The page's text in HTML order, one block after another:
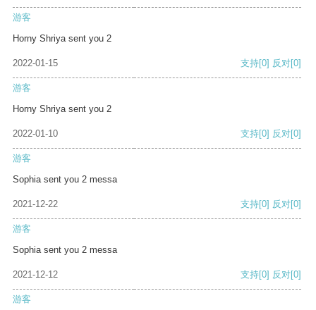
游客
Horny Shriya sent you 2
2022-01-15 支持[0] 反对[0]
游客
Horny Shriya sent you 2
2022-01-10 支持[0] 反对[0]
游客
Sophia sent you 2 messa
2021-12-22 支持[0] 反对[0]
游客
Sophia sent you 2 messa
2021-12-12 支持[0] 反对[0]
游客